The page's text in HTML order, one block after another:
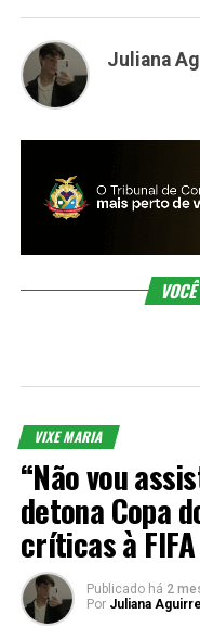
Juliana
VIXE MARIA
“Não vou
detona Copa
críticas à FIFA
Publicado há 2
Por Juliana Aguirre